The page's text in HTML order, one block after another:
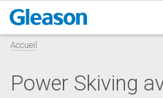
Accueil
Power Skiving